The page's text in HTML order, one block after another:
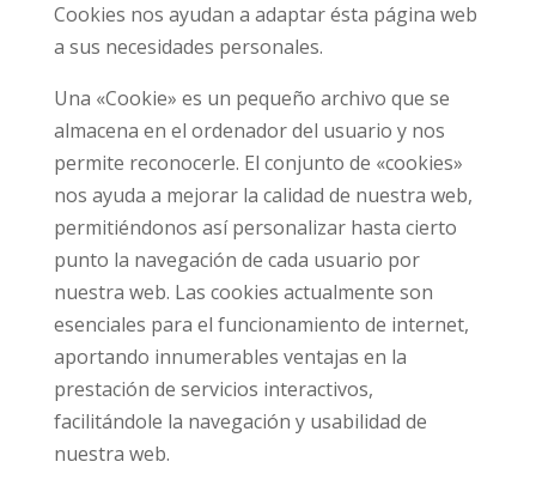
Cookies nos ayudan a adaptar ésta página web
a sus necesidades personales.
Una «Cookie» es un pequeño archivo que se
almacena en el ordenador del usuario y nos
permite reconocerle. El conjunto de «cookies»
nos ayuda a mejorar la calidad de nuestra web,
permitiéndonos así personalizar hasta cierto
punto la navegación de cada usuario por
nuestra web. Las cookies actualmente son
esenciales para el funcionamiento de internet,
aportando innumerables ventajas en la
prestación de servicios interactivos,
facilitándole la navegación y usabilidad de
nuestra web.